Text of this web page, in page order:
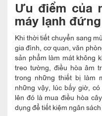
Ưu điểm của
máy lạnh
Khi thời tiết chuyển sang
gia đình, cơ quan, văn
sản phẩm làm mát không
treo tường, điều hòa âm
trong những thiết bị làm
những vậy, lúc bấy giờ,
lên đó là mua điều hòa
dụng để tiết kiệm ngân